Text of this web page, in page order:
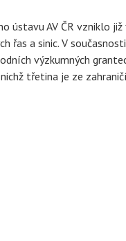
ústavu AV ČR vzniklo
řas a sinic. V
výzkumných
třetina je ze